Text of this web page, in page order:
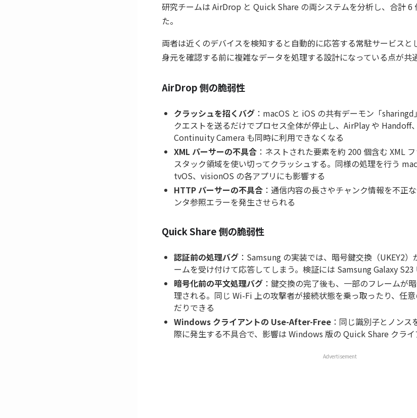
研究チームは AirDrop と Quick Share の両システムを分析し、合計 6
た。
両者は近くのデバイスを検知すると自動的に応答する常駐サービスと
身元を確認する前に複雑なデータを処理する設計になっている点が共
AirDrop 側の脆弱性
クラッシュを招くバグ ：macOS と iOS の共有デーモン「
クエストを送るだけでプロセス全体が停止し、AirPlay や Handoff
Continuity Camera も同時に利用できなくなる
XML パーサーの不具合 ：ネストされた要素を約 200 個含む XML
スタック領域を使い切ってクラッシュする。同様の処理を行う
tvOS、visionOS の各アプリにも影響する
HTTP パーサーの不具合 ：通信内容の長さやチャンク情報を不正
ンタ参照エラーを発生させられる
Quick Share 側の脆弱性
認証前の処理バグ ：Samsung の実装では、暗号鍵交換（UKEY2
ームを受け付けて応答してしまう。検証には Samsung Galaxy
暗号化前の平文処理バグ ：鍵交換の完了後も、一部のフレームが
理される。同じ Wi-Fi 上の攻撃者が接続状態を乗っ取ったり、任
だりできる
Windows クライアントの Use-After-Free ：同じ識別子とノン
際に発生する不具合で、影響は Windows 版の Quick Share クラ
Advertisement